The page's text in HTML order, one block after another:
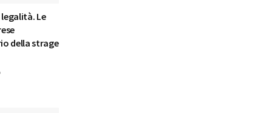
Le
della strage